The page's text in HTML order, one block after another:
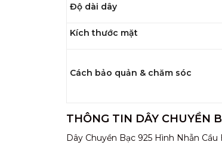
Độ dài dây
Kích thước mặt
Cách bảo quản & chăm sóc
THÔNG TIN DÂY CHUYỀN
Dây Chuyền Bạc 925 Hình Nhẫn